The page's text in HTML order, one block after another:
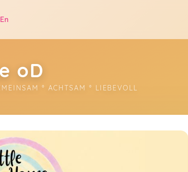
En
oD
° ACHTSAM ° LIEBEVOLL